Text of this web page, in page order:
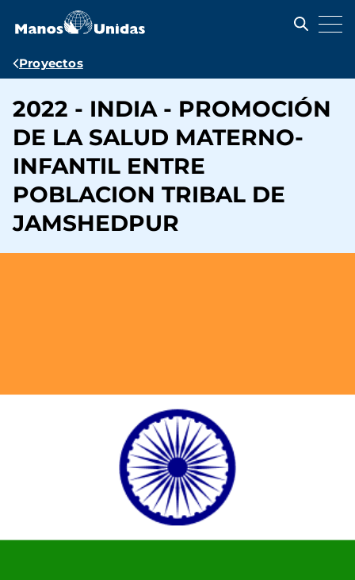
contenido
Ruta
navegación
Proyectos
2022 - INDIA - PROMOCIÓN
DE LA SALUD MATERNO-
INFANTIL ENTRE
POBLACION TRIBAL DE
JAMSHEDPUR